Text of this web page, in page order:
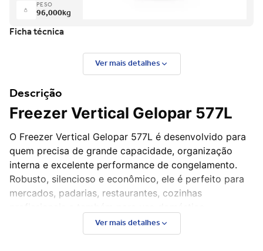
PESO
96,000kg
Ficha técnica
Ver mais detalhes
Descrição
Freezer Vertical Gelopar 577L
O Freezer Vertical Gelopar 577L é desenvolvido para
quem precisa de grande capacidade, organização
interna e excelente performance de congelamento.
Robusto, silencioso e econômico, ele é perfeito para
mercados, padarias, restaurantes, cozinhas
Principais características:
Ver mais detalhes